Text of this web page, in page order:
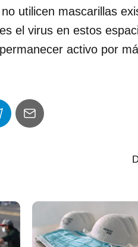
utilicen mascarillas
el virus en estos
activo por